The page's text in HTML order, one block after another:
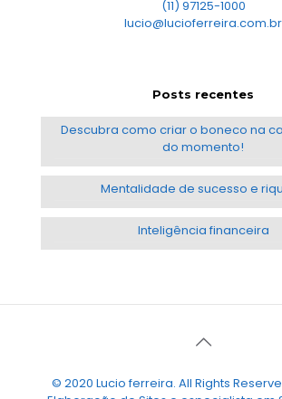
(11) 97125-1000
lucio@lucioferreira.com.br
Posts recentes
Descubra como criar o boneco na
do momento!
Mentalidade de sucesso e
Inteligência financeira
© 2020 Lucio ferreira. All Rights